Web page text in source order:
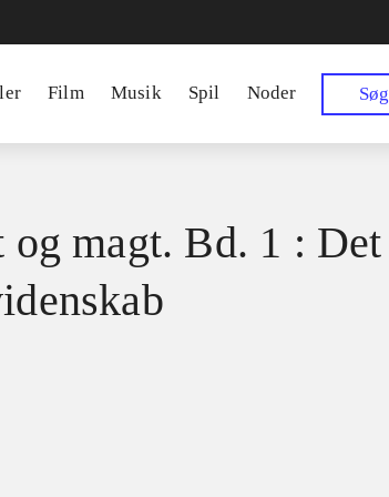
Film Musik Spil Noder Søg
magt. Bd. 1 : Det